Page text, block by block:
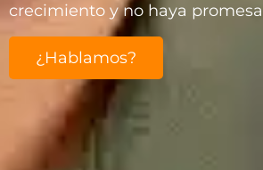
crecimiento y no haya
¿Hablamos?